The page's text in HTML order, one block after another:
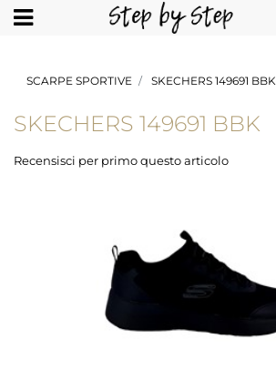
Open
SCARPE SPORTIVE SKECHERS 149691 BBK
SKECHERS 149691 BBK
Recensisci per primo questo articolo